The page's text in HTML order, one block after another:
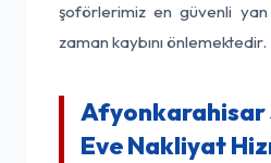
şoförlerimiz en güvenli
zaman kaybını önlemektedir.
Afyonkarahisar
Eve Nakliyat